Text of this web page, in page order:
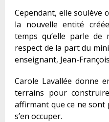
Cependant, elle soulève
la nouvelle entité
temps qu’elle parle de
respect de la part du
enseignant, Jean-
Carole Lavallée donne
terrains pour
affirmant que ce ne sont
s’en occuper.